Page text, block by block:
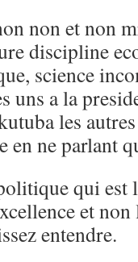
non et non
discipline
science
uns a la
les
en ne parlant
qui
et
entendre.